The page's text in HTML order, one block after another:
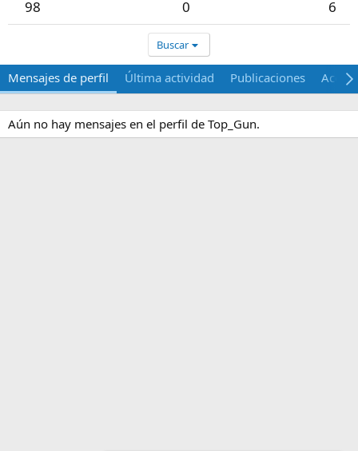
98 0 6
Buscar
Mensajes de perfil Última actividad Publicaciones Acerca
Aún no hay mensajes en el perfil de Top_Gun.